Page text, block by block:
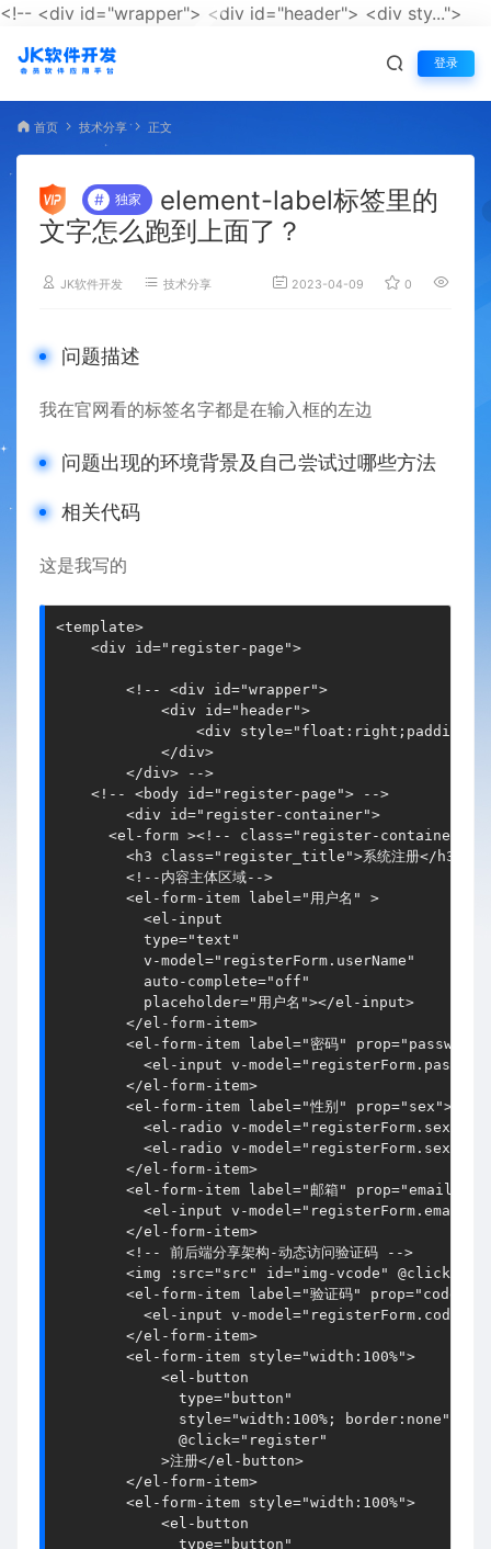
<!-- <div id="wrapper"> <div id="header"> <div sty...">
登录
首页 技术分享 正文
# 独家
element-label标签里的
文字怎么跑到上面了？
JK软件开发 技术分享 2023-04-09 0
问题描述
我在官网看的标签名字都是在输入框的左边
问题出现的环境背景及自己尝试过哪些方法
相关代码
这是我写的
<template>
    <div id="register-page">
        <!-- <div id="wrapper">
            <div id="header">
<div style="float:right;padding-
            </div>
        </div> -->
    <!-- <body id="register-page"> -->
        <div id="register-container">
<el-form ><!-- class="register-container"
        <h3 class="register_title">系统注册</h3>
        <!--内容主体区域-->
        <el-form-item label="用户名" >
          <el-input
          type="text"
          v-model="registerForm.userName"
          auto-complete="off"
          placeholder="用户名"></el-input>
        </el-form-item>
<el-form-item label="密码"
<el-input v-
        </el-form-item>
        <el-form-item label="性别" prop="sex">
<el-radio v-model="registerForm.sex"
<el-radio v-model="registerForm.sex"
        </el-form-item>
        <el-form-item label="邮箱" prop="email">
<el-input v-
        </el-form-item>
        <!-- 前后端分享架构-动态访问验证码 -->
<img :src="src" id="img-vcode"
        <el-form-item label="验证码" prop="code">
<el-input v-
        </el-form-item>
        <el-form-item style="width:100%">
            <el-button
              type="button"
              style="width:100%; border:none"
              @click="register"
            >注册</el-button>
        </el-form-item>
        <el-form-item style="width:100%">
            <el-button
              type="button"